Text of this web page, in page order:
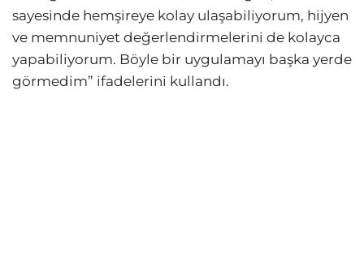
sayesinde hemşireye kolay ulaşabiliyorum, hijyen
ve memnuniyet değerlendirmelerini de kolayca
yapabiliyorum. Böyle bir uygulamayı başka yerde
görmedim” ifadelerini kullandı.